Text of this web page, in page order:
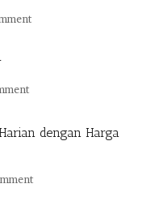
dengan Harga